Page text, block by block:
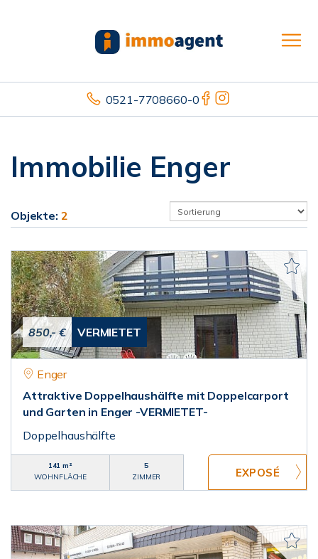
0521-7708660-0
Immobilie Enger
Objekte: 2
850,- € VERMIETET
Enger
Attraktive Doppelhaushälfte mit Doppelcarport
und Garten in Enger -VERMIETET-
Doppelhaushälfte
141 m²
WOHNFLÄCHE
5
ZIMMER